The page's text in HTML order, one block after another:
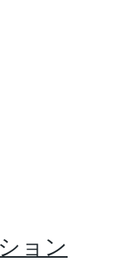
ョン